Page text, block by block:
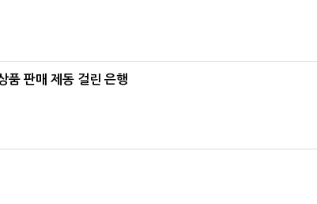
품 판매 제동 걸린 은행